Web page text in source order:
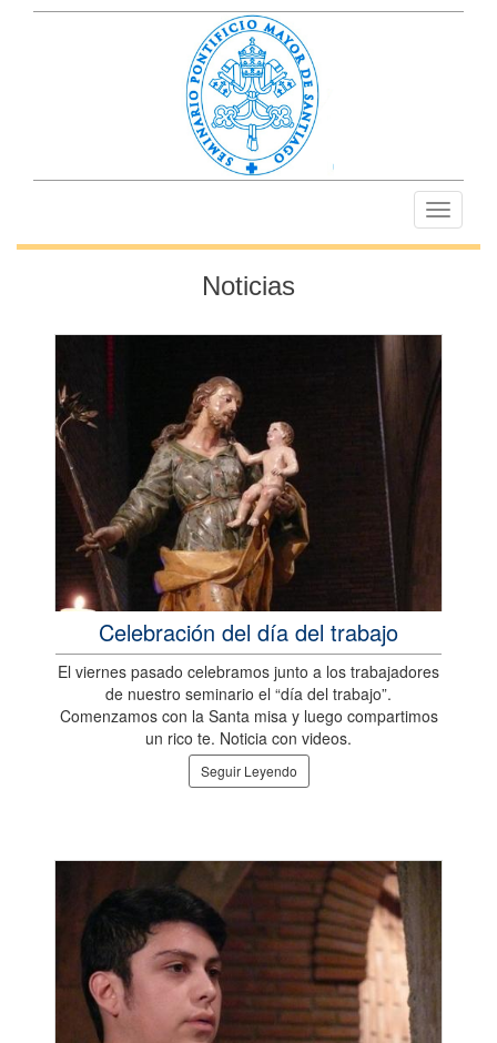
Toggle
Noticias
Celebración del día del trabajo
El viernes pasado celebramos junto a los trabajadores
de nuestro seminario el “día del trabajo”.
Comenzamos con la Santa misa y luego compartimos
un rico te. Noticia con videos.
Seguir Leyendo